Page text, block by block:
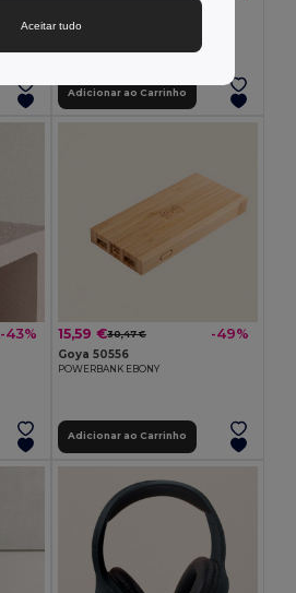
FUNDA COMPUTADOR NEVA
Adicionar ao Carrinho
-43% 15,59 €30,47 € -49%
Goya 50556
POWERBANK EBONY
Adicionar ao Carrinho
Aceitar tudo